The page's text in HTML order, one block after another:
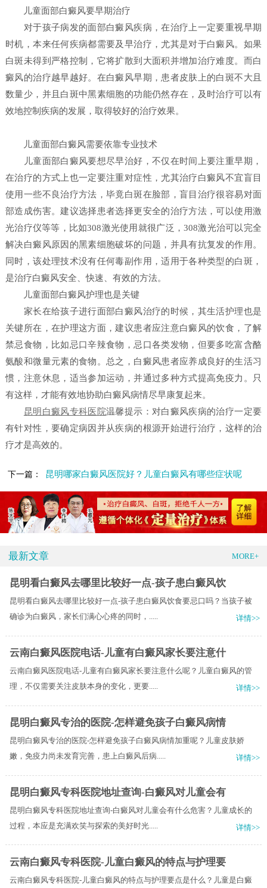
儿童面部白癜风要早期治疗
对于孩子病发的面部白癜风疾病，在治疗上一定要重视早期
时机，本来任何疾病都需要及早治疗，尤其是对于白癜风。如果
白斑未得到严格控制，它将扩散到大面积并增加治疗难度。而白
癜风的治疗越早越好。在白癜风早期，患者皮肤上的白斑不大且
数量少，并且白斑中黑素细胞的功能仍然存在，及时治疗可以有
效地控制疾病的发展，取得较好的治疗效果。
儿童面部白癜风需要依靠专业技术
儿童面部白癜风要想尽早治好，不仅在时间上要注重早期，
在治疗的方式上也一定要注重对症性，尤其治疗白癜风不宜盲目
使用一些不良治疗方法，毕竟白斑在脸部，盲目治疗很容易对面
部造成伤害。建议选择患者选择更安全的治疗方法，可以使用激
光治疗仪等等，比如308激光使用就很广泛，308激光治可以完全
解决白癜风原因的黑素细胞破坏的问题，并具有抗复发的作用。
同时，该处理技术没有任何毒副作用，适用于各种类型的白斑，
是治疗白癜风安全、快速、有效的方法。
儿童面部白癜风护理也是关键
家长在给孩子进行面部白癜风治疗的时候，其生活护理也是
关键所在，在护理这方面，建议患者应注意白癜风的饮食，了解
禁忌食物，比如忌口辛辣食物，忌口各类发物，但要多吃富含酪
氨酸和微量元素的食物。总之，白癜风患者应养成良好的生活习
惯，注意休息，适当参加运动，并通过多种方式提高免疫力。只
有这样，才能有效地协助白癜风病情尽早康复起来。
昆明白癜风专科医院温馨提示：对白癜风疾病的治疗一定要
有针对性，要确定病因并从疾病的根源开始进行治疗，这样的治
疗才是高效的。
下一篇： 昆明哪家白癜风医院好？儿童白癜风有哪些症状呢
最新文章 MORE+
昆明看白癜风去哪里比较好一点-孩子患白癜风饮
昆明看白癜风去哪里比较好一点-孩子患白癜风饮食要忌口吗？当孩子被
确诊为白癜风，家长们满心心疼的同时，.....
详情>>
云南白癜风医院电话-儿童有白癜风家长要注意什
云南白癜风医院电话-儿童有白癜风家长要注意什么呢？儿童白癜风的管
理，不仅需要关注皮肤本身的变化，更要.....
详情>>
昆明白癜风专治的医院-怎样避免孩子白癜风病情
昆明白癜风专治的医院-怎样避免孩子白癜风病情加重呢？儿童皮肤娇
嫩，免疫力尚未发育完善，患上白癜风后病.....
详情>>
昆明白癜风专科医院地址查询-白癜风对儿童会有
昆明白癜风专科医院地址查询-白癜风对儿童会有什么危害？儿童成长的
过程，本应是充满欢笑与探索的美好时光.....
详情>>
云南白癜风专科医院-儿童白癜风的特点与护理要
云南白癜风专科医院-儿童白癜风的特点与护理要点是什么？儿童是白癜